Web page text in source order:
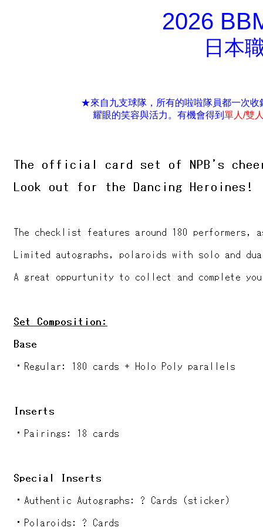
2026
日本
★來自九支球隊，所有的啦啦隊員都一次
耀眼的笑容與活力。有機會得到 單人/雙